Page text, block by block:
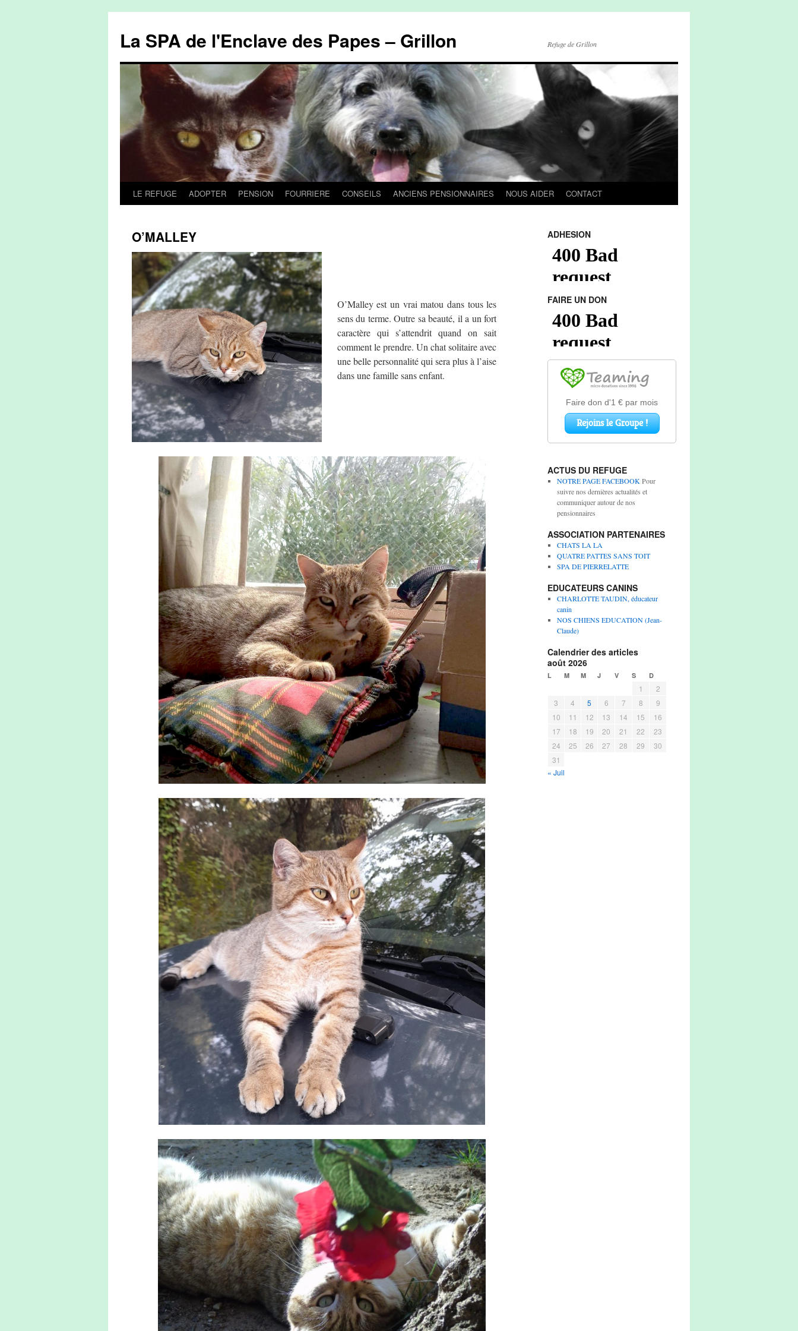
La SPA de l'Enclave des Papes – Grillon Refuge de Grillon
Aller
contenu
LE REFUGE ADOPTER PENSION FOURRIERE CONSEILS ANCIENS PENSIONNAIRES NOUS AIDER CONTACT
O’MALLEY
O’Malley est un vrai matou dans tous les
sens du terme. Outre sa beauté, il a un fort
caractère qui s’attendrit quand on sait
comment le prendre. Un chat solitaire avec
une belle personnalité qui sera plus à l’aise
dans une famille sans enfant.
ADHESION
FAIRE UN DON
ACTUS DU REFUGE
NOTRE PAGE FACEBOOK Pour
suivre nos dernières actualités et
communiquer autour de nos
pensionnaires
ASSOCIATION PARTENAIRES
CHATS LA LA
QUATRE PATTES SANS TOIT
SPA DE PIERRELATTE
EDUCATEURS CANINS
CHARLOTTE TAUDIN, éducateur
canin
NOS CHIENS EDUCATION (Jean-
Claude)
Calendrier des articles
août 2026
L M M J V S D
1
2
3
4 5 6 7 8
9
10
11 12 13 14 15
16
17
18 19 20 21 22
23
24
25 26 27 28 29
30
31
« Juil